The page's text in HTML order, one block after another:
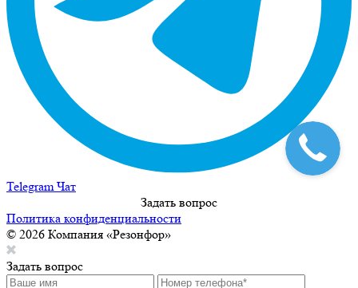
Telegram Чат
Задать вопрос
Политика конфиденциальности
© 2026 Компания «Резонфор»
Задать вопрос